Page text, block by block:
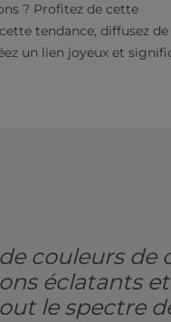
? Profitez de cette
tendance, diffusez de
un lien joyeux et
couleurs de
éclatants
le spectre